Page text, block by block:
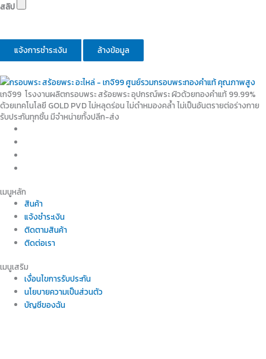
สลิป
เกจิ99 โรงงานผลิตกรอบพระ สร้อยพระ อุปกรณ์พระ ผิวด้วยทองคำแท้ 99.99%
ด้วยเทคโนโลยี GOLD PVD ไม่หลุดร่อน ไม่ดำหมองคล้ำ ไม่เป็นอันตรายต่อร่างกาย
รับประกันทุกชิ้น มีจำหน่ายทั้งปลีก-ส่ง
เมนูหลัก
สินค้า
แจ้งชำระเงิน
ติดตามสินค้า
ติดต่อเรา
เมนูเสริม
เงื่อนไขการรับประกัน
นโยบายความเป็นส่วนตัว
บัญชีของฉัน